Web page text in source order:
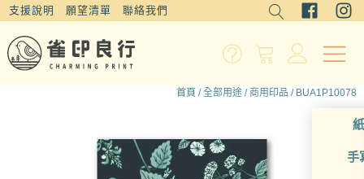
支援說明 願望清單 聯絡我們
手
首頁 /全部用途 / 商用印品 / BUA1P10078